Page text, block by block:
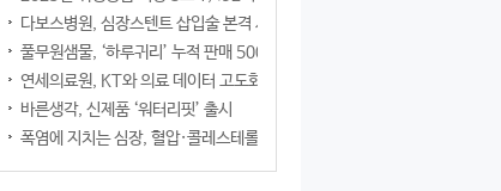
다보스병원, 심장스텐트 삽입술 본격 시행
풀무원샘물, ‘하루귀리’ 누적 판매 500만 병 돌파
연세의료원, KT와 의료 데이터 고도화 협력
바른생각, 신제품 ‘워터리핏’ 출시
폭염에 지치는 심장, 혈압·콜레스테롤만 챙기면 될까?